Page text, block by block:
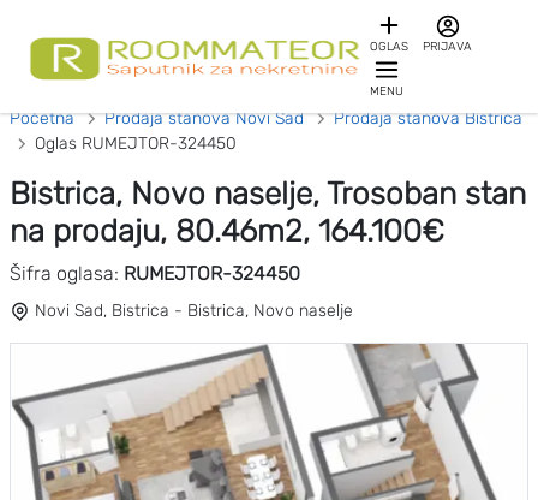
OGLAS PRIJAVA
MENU
Početna Prodaja stanova Novi Sad
Prodaja stanova Bistrica
Oglas RUMEJTOR-324450
Bistrica, Novo naselje, Trosoban stan
na prodaju, 80.46m2, 164.100€
Šifra oglasa: RUMEJTOR-324450
Novi Sad, Bistrica - Bistrica, Novo naselje